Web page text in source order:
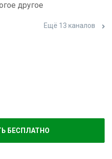
другое
Ещё 13 каналов
БЕСПЛАТНО